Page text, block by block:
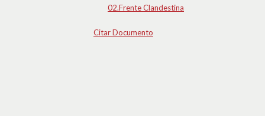
02.Frente Clandestina
Citar Documento